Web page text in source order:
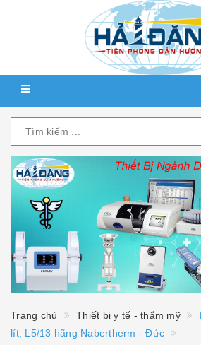
Trang chủ Thiết bị y tế - thẩm mỹ
lít, L5/13 hãng Nabertherm - Đức